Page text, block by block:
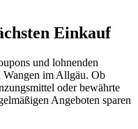
Einkauf
und lohnenden
Wangen im Allgäu. Ob
oder bewährte
Angeboten sparen